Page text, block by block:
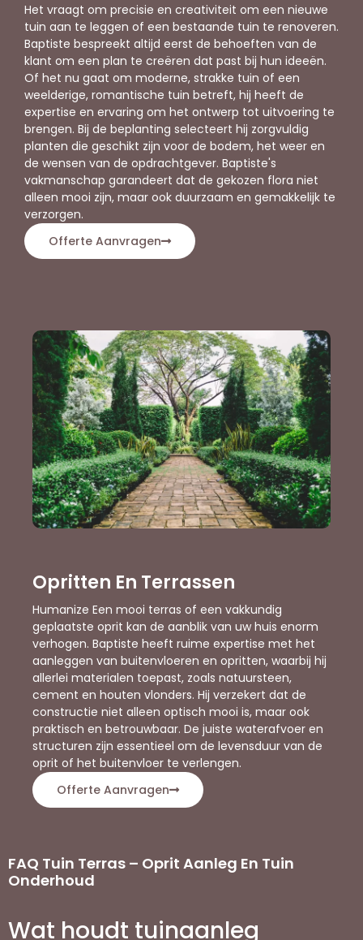
Het vraagt om precisie en creativiteit om een nieuwe
tuin aan te leggen of een bestaande tuin te renoveren.
Baptiste bespreekt altijd eerst de behoeften van de
klant om een plan te creëren dat past bij hun ideeën.
Of het nu gaat om moderne, strakke tuin of een
weelderige, romantische tuin betreft, hij heeft de
expertise en ervaring om het ontwerp tot uitvoering te
brengen. Bij de beplanting selecteert hij zorgvuldig
planten die geschikt zijn voor de bodem, het weer en
de wensen van de opdrachtgever. Baptiste's
vakmanschap garandeert dat de gekozen flora niet
alleen mooi zijn, maar ook duurzaam en gemakkelijk te
verzorgen.
Offerte Aanvragen
Opritten En Terrassen
Humanize Een mooi terras of een vakkundig
geplaatste oprit kan de aanblik van uw huis enorm
verhogen. Baptiste heeft ruime expertise met het
aanleggen van buitenvloeren en opritten, waarbij hij
allerlei materialen toepast, zoals natuursteen,
cement en houten vlonders. Hij verzekert dat de
constructie niet alleen optisch mooi is, maar ook
praktisch en betrouwbaar. De juiste waterafvoer en
structuren zijn essentieel om de levensduur van de
oprit of het buitenvloer te verlengen.
Offerte Aanvragen
FAQ Tuin Terras – Oprit Aanleg En Tuin
Onderhoud
Wat houdt tuinaanleg